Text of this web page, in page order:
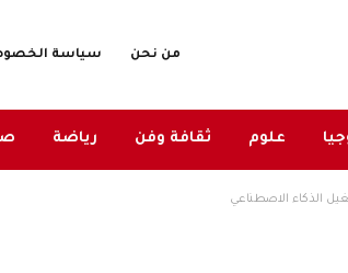
من نحن سياسة
علوم ثقافة وفن رياضة
الذكاء الاصطناعي